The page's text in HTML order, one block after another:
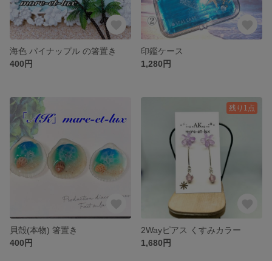
海色 パイナップル の箸置き
400円
印鑑ケース
1,280円
貝殻(本物) 箸置き
400円
残り1点
2Wayピアス くすみカラー
1,680円